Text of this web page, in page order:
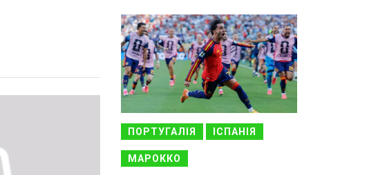
ПОРТУГАЛІЯ ІСПАНІЯ
МАРОККО